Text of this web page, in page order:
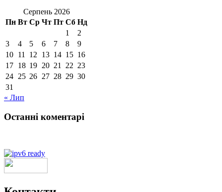
Серпень 2026
Пн Вт Ср Чт Пт Сб Нд
1
2
3
4 5 6 7 8
9
10 11 12 13 14 15 16
17 18 19 20 21 22 23
24 25 26 27 28 29 30
31
« Лип
Останні коментарі